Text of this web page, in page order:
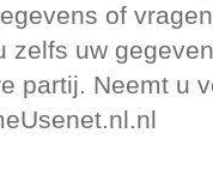
of
zelfs uw
partij. Neemt u